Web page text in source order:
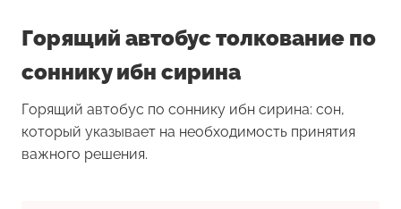
Горящий автобус толкование по
соннику ибн сирина
Горящий автобус по соннику ибн сирина: сон,
который указывает на необходимость принятия
важного решения.